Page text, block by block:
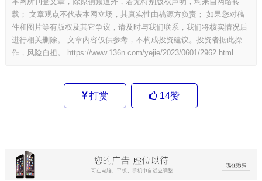
载； 文章观点不代表本网立场，其真实性由稿源方负责； 如果您对稿
件和图片等有版权及其它争议，请及时与我们联系，我们将核实情况后
进行相关删除。 文章内容仅供参考，不构成投资建议。投资者据此操
作，风险自担。
https://www.136n.com/yejie/2023/0601/2962.html
打赏 14赞